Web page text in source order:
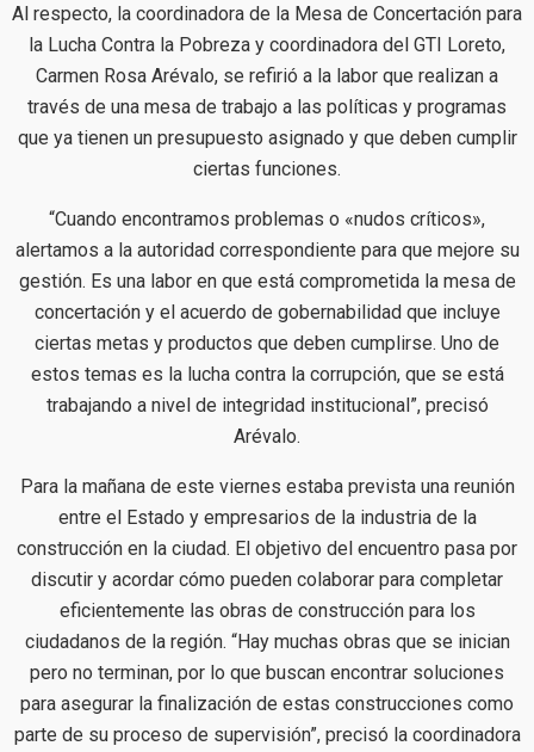
Al respecto, la coordinadora de la Mesa de Concertación para
la Lucha Contra la Pobreza y coordinadora del GTI Loreto,
Carmen Rosa Arévalo, se refirió a la labor que realizan a
través de una mesa de trabajo a las políticas y programas
que ya tienen un presupuesto asignado y que deben cumplir
ciertas funciones.
“Cuando encontramos problemas o «nudos críticos»,
alertamos a la autoridad correspondiente para que mejore su
gestión. Es una labor en que está comprometida la mesa de
concertación y el acuerdo de gobernabilidad que incluye
ciertas metas y productos que deben cumplirse. Uno de
estos temas es la lucha contra la corrupción, que se está
trabajando a nivel de integridad institucional”, precisó
Arévalo.
Para la mañana de este viernes estaba prevista una reunión
entre el Estado y empresarios de la industria de la
construcción en la ciudad. El objetivo del encuentro pasa por
discutir y acordar cómo pueden colaborar para completar
eficientemente las obras de construcción para los
ciudadanos de la región. “Hay muchas obras que se inician
pero no terminan, por lo que buscan encontrar soluciones
para asegurar la finalización de estas construcciones como
parte de su proceso de supervisión”, precisó la coordinadora